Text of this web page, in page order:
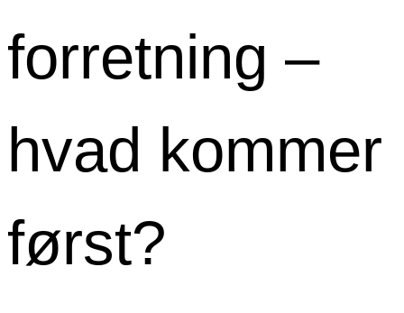
forretning –
hvad kommer
først?